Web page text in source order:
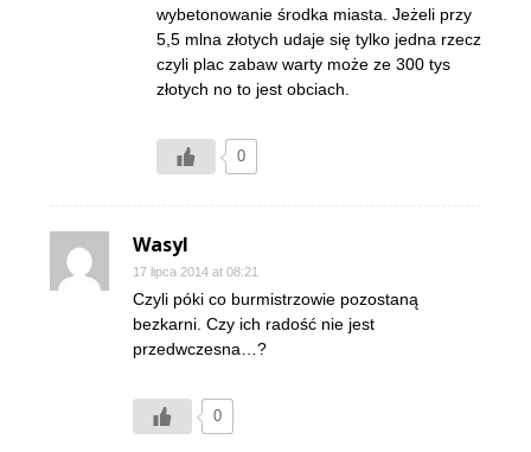
wybetonowanie środka miasta. Jeżeli przy
5,5 mlna złotych udaje się tylko jedna rzecz
czyli plac zabaw warty może ze 300 tys
złotych no to jest obciach.
0
Wasyl
17 lipca 2014 at 08:21
Czyli póki co burmistrzowie pozostaną
bezkarni. Czy ich radość nie jest
przedwczesna…?
0